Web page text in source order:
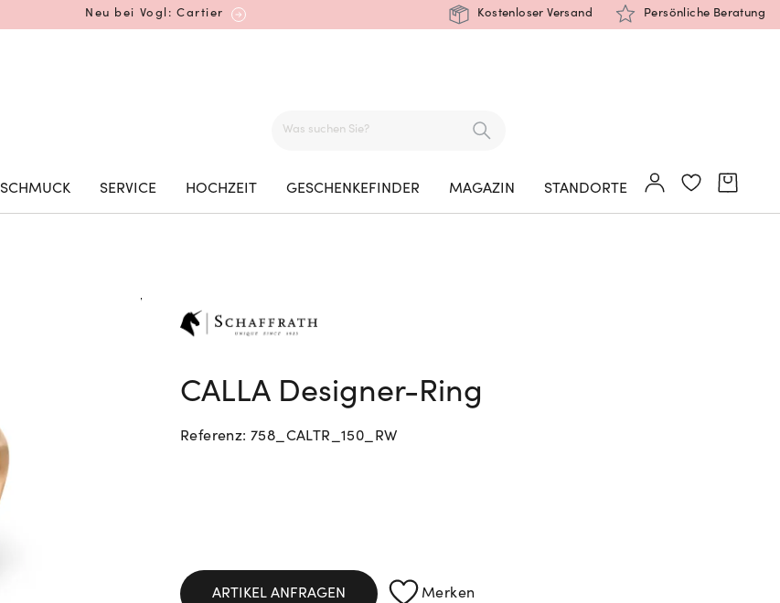
Neu bei Vogl: Cartier
Mehr erfahren: Ikonische Uhren von Cartier
Mehr erfahren: Ikonische Uhren von Cartier
Kostenloser Versand Persönliche Beratung
SCHMUCK SERVICE HOCHZEIT GESCHENKEFINDER MAGAZIN STANDORTE
CALLA Designer-Ring
Referenz: 758_CALTR_150_RW
ARTIKEL ANFRAGEN Merken